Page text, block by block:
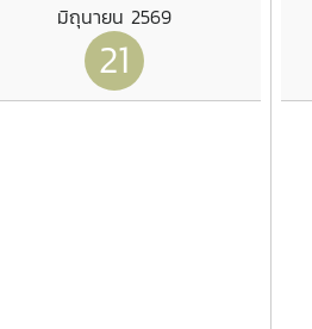
มิถุนายน 2569
21